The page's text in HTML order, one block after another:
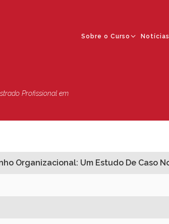
Sobre o Curso Notícias
Profissional em
Organizacional: Um Estudo De Caso